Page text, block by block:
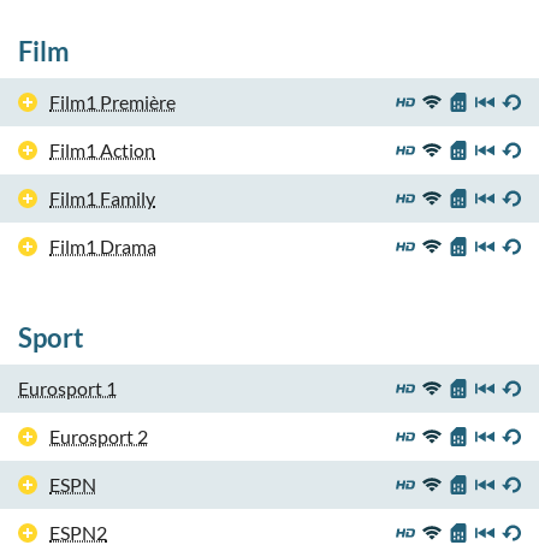
Film
Film1 Première
Film1 Action
Film1 Family
Film1 Drama
Sport
Eurosport 1
Eurosport 2
ESPN
ESPN2